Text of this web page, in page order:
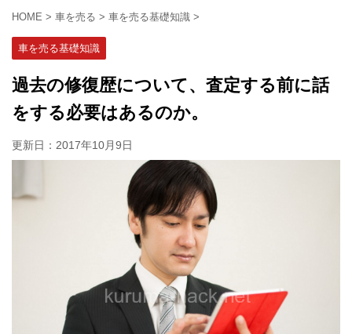
HOME > 車を売る > 車を売る基礎知識 >
車を売る基礎知識
過去の修復歴について、査定する前に話
をする必要はあるのか。
更新日： 2017年10月9日